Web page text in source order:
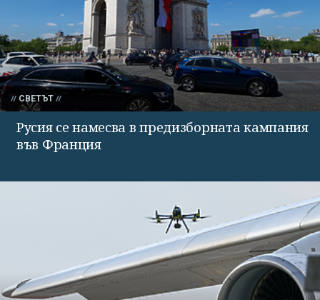
СВЕТЪТ
Русия се намесва в предизборната кампания
във Франция